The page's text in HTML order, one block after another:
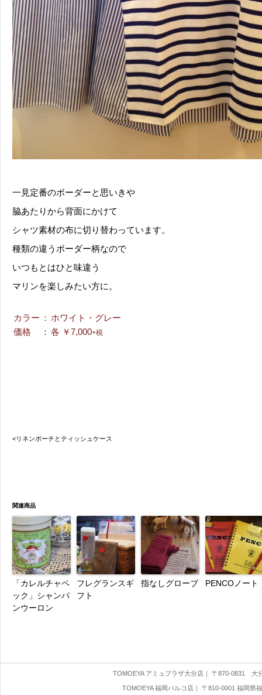
一見定番のボーダーと思いきや
脇あたりから背面にかけて
シャツ素材の布に切り替わっています。
種類の違うボーダー柄なので
いつもとはひと味違う
マリンを楽しみたい方に。
カラー ： ホワイト・グレー
価格
： 各 ￥7,000+税
<リネンポーチとティッシュケース
関連商品
「カレルチャペ
ック」シャンパ
ンウーロン
フレグランスギ
フト
指なしグローブ PENCOノート
TOMOEYA アミュプラザ大分店 ｜ 〒870-0831 大
TOMOEYA 福岡パルコ店｜ 〒810-0001 福岡県